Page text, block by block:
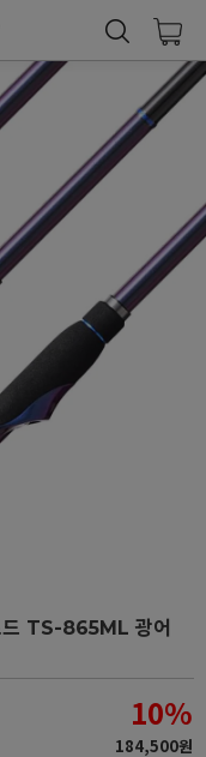
드 TS-865ML 광어
10%
184,500원